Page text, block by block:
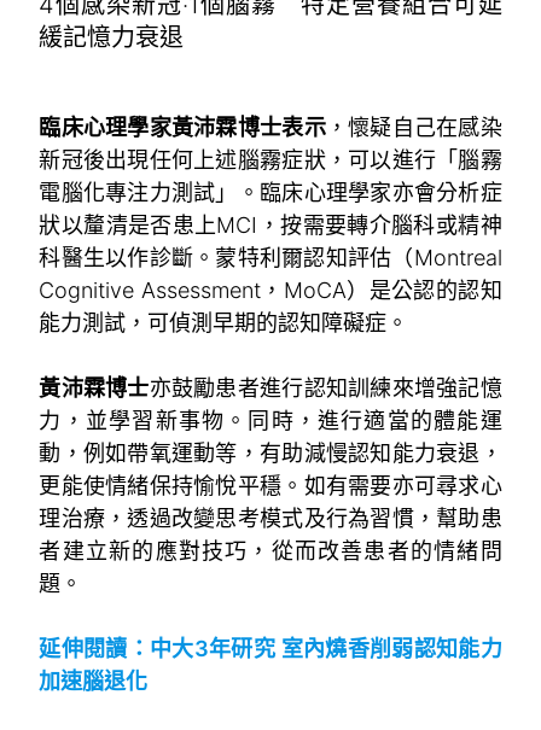
緩記憶力衰退
臨床心理學家黃沛霖博士表示，懷疑自己在感染
新冠後出現任何上述腦霧症狀，可以進行「腦霧
電腦化專注力測試」。臨床心理學家亦會分析症
狀以釐清是否患上MCI，按需要轉介腦科或精神
科醫生以作診斷。蒙特利爾認知評估（Montreal
Cognitive Assessment，MoCA）是公認的認知
能力測試，可偵測早期的認知障礙症。
黃沛霖博士亦鼓勵患者進行認知訓練來增強記憶
力，並學習新事物。同時，進行適當的體能運
動，例如帶氧運動等，有助減慢認知能力衰退，
更能使情緒保持愉悅平穩。如有需要亦可尋求心
理治療，透過改變思考模式及行為習慣，幫助患
者建立新的應對技巧，從而改善患者的情緒問
題。
延伸閱讀：中大3年研究 室內燒香削弱認知能力
加速腦退化